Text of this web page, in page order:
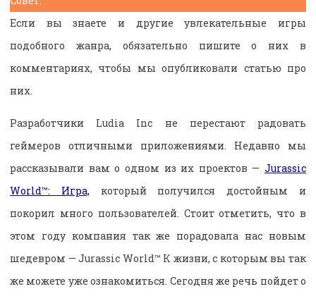
Если вы знаете и другие увлекательные игры
подобного жанра, обязательно пишите о них в
комментариях, чтобы мы опубликовали статью про
них.
Разработчики Ludia Inc не перестают радовать
геймеров отличными приложениями. Недавно мы
рассказывали вам о одном из их проектов — Jurassic
World™: Игра, который получился достойным и
покорил много пользователей. Стоит отметить, что в
этом году компания так же порадовала нас новым
шедевром — Jurassic World™ К жизни, с которым вы так
же можете уже ознакомиться. Сегодня же речь пойдет о